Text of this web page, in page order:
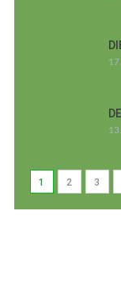
1 2 3